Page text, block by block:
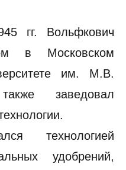
гг. Вольфкович
в Московском
им. М.В.
заведовал
технологией
удобрений,